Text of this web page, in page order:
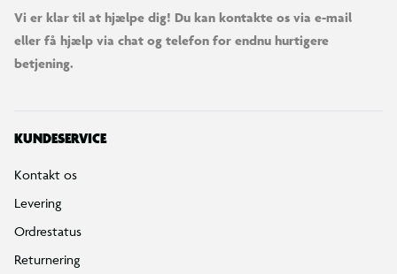
Vi er klar til at hjælpe dig! Du kan kontakte os via e-mail
eller få hjælp via chat og telefon for endnu hurtigere
betjening.
KUNDESERVICE
Kontakt os
Levering
Ordrestatus
Returnering